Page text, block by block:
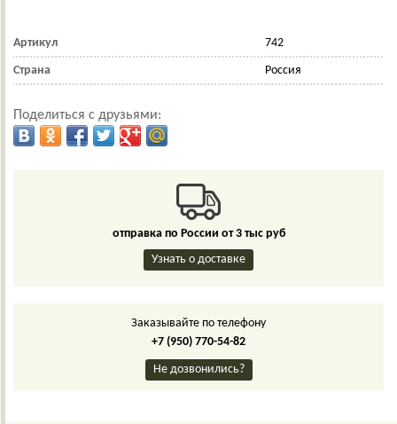
Артикул 742
Страна Россия
Поделиться с друзьями:
отправка по России от 3 тыс руб
Узнать о доставке
Заказывайте по телефону
+7 (950) 770-54-82
Не дозвонились?